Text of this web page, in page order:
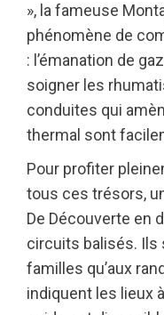
», la fameuse
phénomène de
: l’émanation de
soigner les
conduites qui
thermal sont
Pour profiter
tous ces trésors,
De Découverte en
circuits balisés. Ils
familles qu’aux
indiquent les lieux